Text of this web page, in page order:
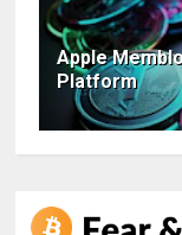
Apple
Platform